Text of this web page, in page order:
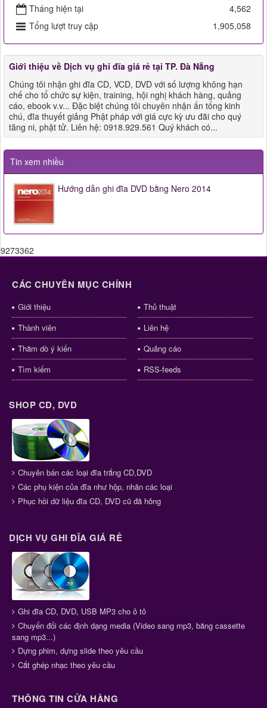
Tháng hiện tại
4,562
Tổng lượt truy cập
1,905,058
Giới thiệu về Dịch vụ ghi đĩa giá rẻ tại TP. Đà Nẵng
Chúng tôi nhận ghi đĩa CD, VCD, DVD với số lượng không hạn
chế cho tổ chức sự kiện, training, hội nghị khách hàng, quảng
cáo, ebook v.v... Đặc biệt chúng tôi chuyên nhận ấn tống kinh
chú, đĩa thuyết giảng Phật pháp với giá cực kỳ ưu đãi cho quý
tăng ni, phật tử. Liên hệ: 0918.929.561 Quý khách có...
Tin xem nhiều
Hướng dẫn ghi đĩa DVD bằng Nero 2014
9273362
CÁC CHUYÊN MỤC CHÍNH
Giới thiệu
Thủ thuật
Thành viên
Liên hệ
Thăm dò ý kiến
Quảng cáo
Tìm kiếm
RSS-feeds
SHOP CD, DVD
Chuyên bán các loại đĩa trắng CD,DVD
Các phụ kiện của đĩa như hộp, nhãn các loại
Phục hồi dữ liệu đĩa CD, DVD cũ đã hỏng
DỊCH VỤ GHI ĐĨA GIÁ RẺ
Ghi đĩa CD, DVD, USB MP3 cho ô tô
Chuyển đổi các định dạng media (Video sang mp3, băng cassette
sang mp3...)
Dựng phim, dựng slide theo yêu cầu
Cắt ghép nhạc theo yêu cầu
THÔNG TIN CỬA HÀNG